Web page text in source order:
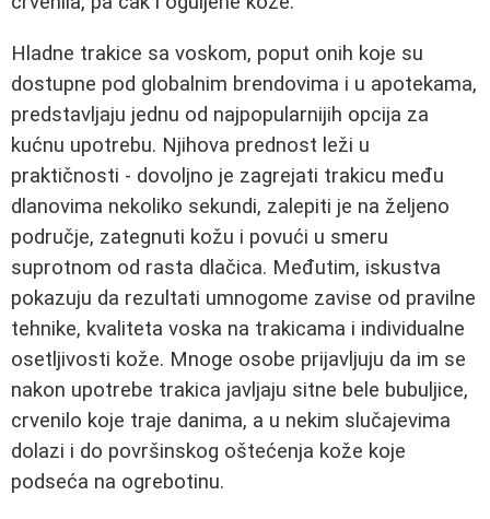
Hladne trakice sa voskom, poput onih koje su
dostupne pod globalnim brendovima i u apotekama,
predstavljaju jednu od najpopularnijih opcija za
kućnu upotrebu. Njihova prednost leži u
praktičnosti - dovoljno je zagrejati trakicu među
dlanovima nekoliko sekundi, zalepiti je na željeno
područje, zategnuti kožu i povući u smeru
suprotnom od rasta dlačica. Međutim, iskustva
pokazuju da rezultati umnogome zavise od pravilne
tehnike, kvaliteta voska na trakicama i individualne
osetljivosti kože. Mnoge osobe prijavljuju da im se
nakon upotrebe trakica javljaju sitne bele bubuljice,
crvenilo koje traje danima, a u nekim slučajevima
dolazi i do površinskog oštećenja kože koje
podseća na ogrebotinu.